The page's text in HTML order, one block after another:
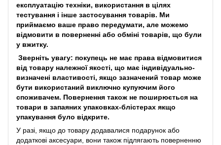
експлуатацію техніки, використання в цілях
тестування і інше застосування товарів. Ми
приймаємо ваше право передумати, але можемо
відмовити в поверненні або обміні товарів, що були
у вжитку.
Зверніть увагу: покупець не має права відмовитися
від товару належної якості, що має індивідуально-
визначені властивості, якщо зазначений товар може
бути використаний виключно купуючим його
споживачем. Повернення також не поширюється на
товари в запаяних упаковках-блістерах якщо
упакування було відкрите.
У разі, якщо до товару додавалися подарунок або
додаткові аксесуари, вони також підлягають поверненню